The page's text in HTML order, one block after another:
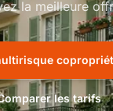
la meilleure
les tarifs